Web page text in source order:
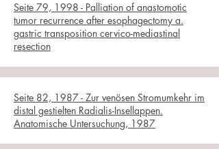
Seite 79, 1998 - Palliation of anastomotic
tumor recurrence after esophagectomy a.
gastric transposition cervico-mediastinal
resection
Seite 82, 1987 - Zur venösen Stromumkehr im
distal gestielten Radialis-Insellappen.
Anatomische Untersuchung, 1987